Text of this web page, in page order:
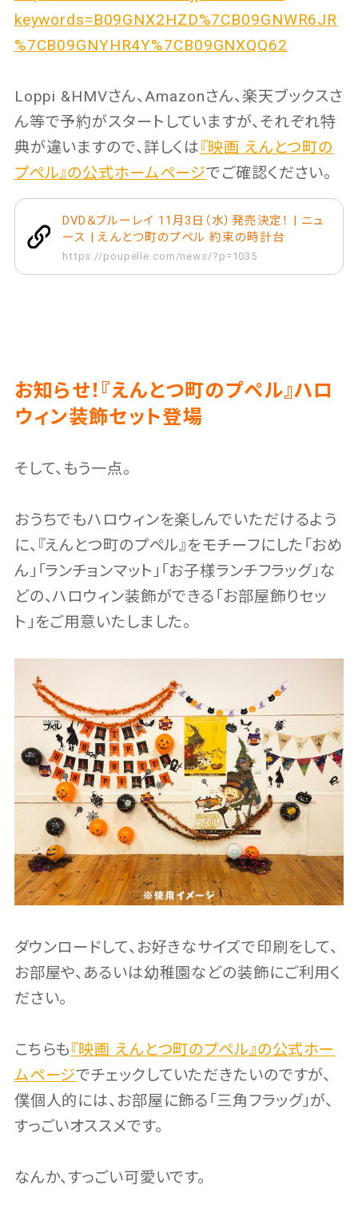
keywords=B09GNX2HZD%7CB09GNWR6JR
%7CB09GNYHR4Y%7CB09GNXQQ62
Loppi &HMVさん、Amazonさん、楽天ブックスさ
ん等で予約がスタートしていますが、それぞれ特
典が違いますので、詳しくは『映画 えんとつ町の
プペル』の公式ホームページでご確認ください。
DVD＆ブルーレイ 11月3日（水）発売決定！ | ニュ
ース | えんとつ町のプペル 約束の時計台
https://poupelle.com/news/?p=1035
お知らせ！『えんとつ町のプペル』ハロ
ウィン装飾セット登場
そして、もう一点。
おうちでもハロウィンを楽しんでいただけるよう
に、『えんとつ町のプペル』をモチーフにした「おめ
ん」「ランチョンマット」「お子様ランチフラッグ」な
どの、ハロウィン装飾ができる「お部屋飾りセッ
ト」をご用意いたしました。
ダウンロードして、お好きなサイズで印刷をして、
お部屋や、あるいは幼稚園などの装飾にご利用く
ださい。
こちらも『映画 えんとつ町のプペル』の公式ホー
ムページでチェックしていただきたいのですが、
僕個人的には、お部屋に飾る「三角フラッグ」が、
すっごいオススメです。
なんか、すっごい可愛いです。